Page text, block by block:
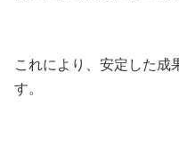
これにより、安定した成
す。